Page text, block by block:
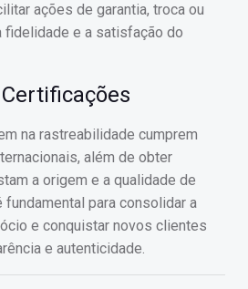
ações de garantia, troca ou
fidelidade e a satisfação do
na rastreabilidade cumprem
além de obter
a origem e a qualidade de
para consolidar a
e conquistar novos clientes
e autenticidade.